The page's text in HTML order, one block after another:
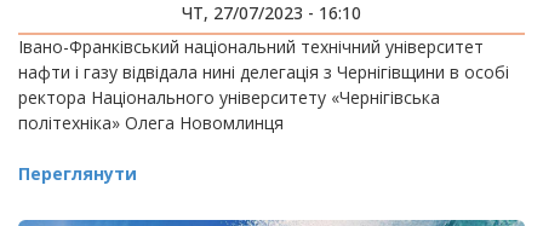
ЧТ, 27/07/2023 - 16:10
Івано-Франківський національний технічний університет
нафти і газу відвідала нині делегація з Чернігівщини в особі
ректора Національного університету «Чернігівська
політехніка» Олега Новомлинця
Переглянути